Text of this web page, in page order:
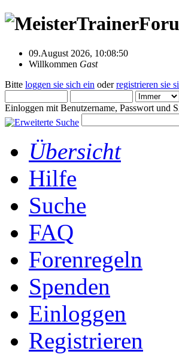
09.August 2026, 10:08:50
Willkommen Gast
Bitte loggen sie sich ein oderregistrieren sie
Einloggen mit Benutzername, Passwort und
Übersicht
Hilfe
Suche
FAQ
Forenregeln
Spenden
Einloggen
Registrieren